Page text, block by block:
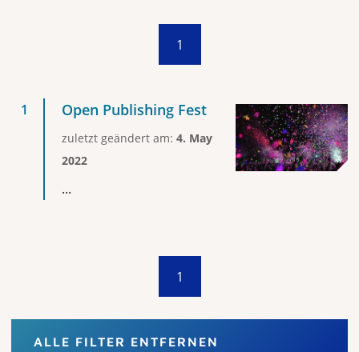
1
Open Publishing Fest
zuletzt geändert am: 4. May
2022
...
1
ALLE FILTER ENTFERNEN